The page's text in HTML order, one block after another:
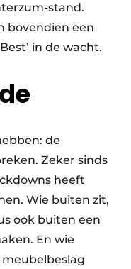
stand.
bovendien een
in de wacht.
de
Zeker sinds
heeft
Wie buiten zit,
ook buiten een
En wie